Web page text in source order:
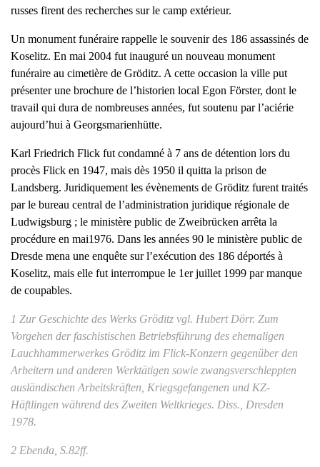
russes firent des recherches sur le camp extérieur.
Un monument funéraire rappelle le souvenir des 186 assassinés de
Koselitz. En mai 2004 fut inauguré un nouveau monument
funéraire au cimetière de Gröditz. A cette occasion la ville put
présenter une brochure de l’historien local Egon Förster, dont le
travail qui dura de nombreuses années, fut soutenu par l’aciérie
aujourd’hui à Georgsmarienhütte.
Karl Friedrich Flick fut condamné à 7 ans de détention lors du
procès Flick en 1947, mais dès 1950 il quitta la prison de
Landsberg. Juridiquement les évènements de Gröditz furent traités
par le bureau central de l’administration juridique régionale de
Ludwigsburg ; le ministère public de Zweibrücken arrêta la
procédure en mai1976. Dans les années 90 le ministère public de
Dresde mena une enquête sur l’exécution des 186 déportés à
Koselitz, mais elle fut interrompue le 1er juillet 1999 par manque
de coupables.
1 Zur Geschichte des Werks Gröditz vgl. Hubert Dörr. Zum
Vorgehen der faschistischen Betriebsführung des ehemaligen
Lauchhammerwerkes Gröditz im Flick-Konzern gegenüber den
Arbeitern und anderen Werktätigen sowie zwangsverschleppten
ausländischen Arbeitskräften, Kriegsgefangenen und KZ-
Häftlingen während des Zweiten Weltkrieges. Diss., Dresden
1978.
2 Ebenda, S.82ff.